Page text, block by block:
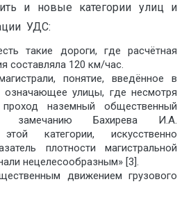
и новые категории улиц и
УДС:
такие дороги, где расчётная
составляла 120 км/час.
понятие, введённое в
улицы, где несмотря
проход наземный общественный
замечанию Бахирева И.А.
этой категории, искусственно
плотности магистральной
нецелесообразным» [3].
движением грузового